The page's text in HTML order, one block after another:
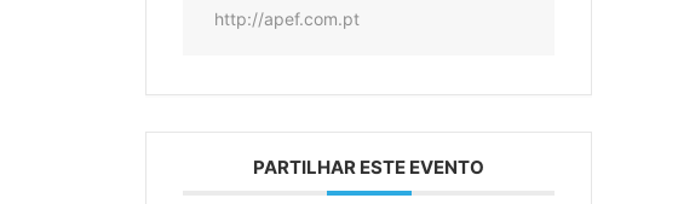
http://apef.com.pt
PARTILHAR ESTE EVENTO